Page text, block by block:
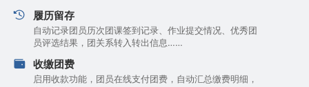
履历留存
自动记录团员历次团课签到记录、作业提交情况、优秀团
员评选结果，团关系转入转出信息……
收缴团费
启用收款功能，团员在线支付团费，自动汇总缴费明细，